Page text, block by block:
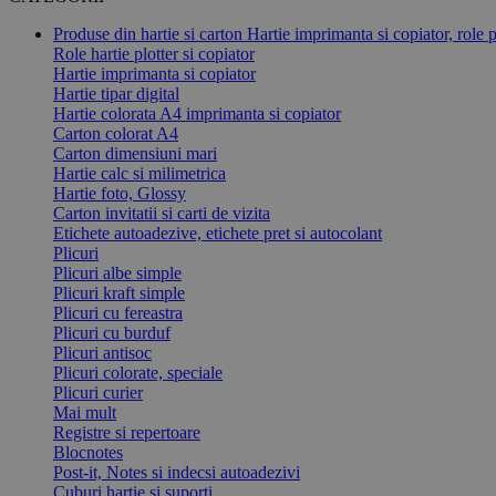
Produse din hartie si carton Hartie imprimanta si copiator, role
Role hartie plotter si copiator
Hartie imprimanta si copiator
Hartie tipar digital
Hartie colorata A4 imprimanta si copiator
Carton colorat A4
Carton dimensiuni mari
Hartie calc si milimetrica
Hartie foto, Glossy
Carton invitatii si carti de vizita
Etichete autoadezive, etichete pret si autocolant
Plicuri
Plicuri albe simple
Plicuri kraft simple
Plicuri cu fereastra
Plicuri cu burduf
Plicuri antisoc
Plicuri colorate, speciale
Plicuri curier
Mai mult
Registre si repertoare
Blocnotes
Post-it, Notes si indecsi autoadezivi
Cuburi hartie si suporti